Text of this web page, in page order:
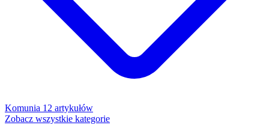
Komunia 12 artykułów
Zobacz wszystkie kategorie